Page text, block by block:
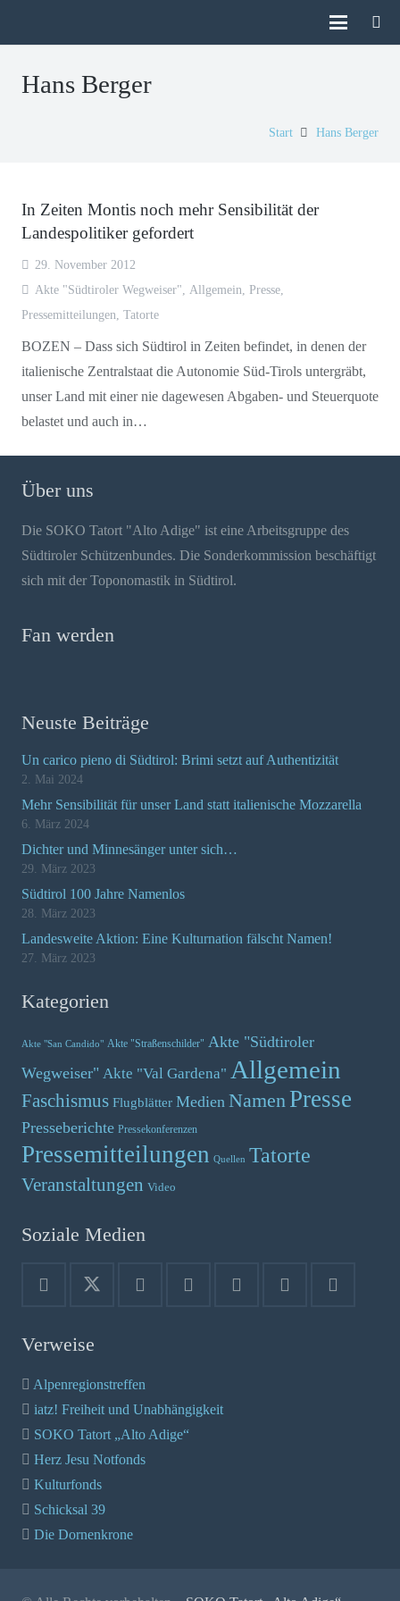
Hans Berger
Start Hans Berger
In Zeiten Montis noch mehr Sensibilität der
Landespolitiker gefordert
29. November 2012
Akte "Südtiroler Wegweiser"
Allgemein Presse,
Pressemitteilungen Tatorte
BOZEN – Dass sich Südtirol in Zeiten befindet, in denen der
italienische Zentralstaat die Autonomie Süd-Tirols untergräbt,
unser Land mit einer nie dagewesen Abgaben- und Steuerquote
belastet und auch in…
Über uns
Die SOKO Tatort "Alto Adige" ist eine Arbeitsgruppe des
Südtiroler Schützenbundes. Die Sonderkommission beschäftigt
sich mit der Toponomastik in Südtirol.
Fan werden
Neuste Beiträge
Un carico pieno di Südtirol: Brimi setzt auf Authentizität
2. Mai 2024
Mehr Sensibilität für unser Land statt italienische Mozzarella
6. März 2024
Dichter und Minnesänger unter sich…
29. März 2023
Südtirol 100 Jahre Namenlos
28. März 2023
Landesweite Aktion: Eine Kulturnation fälscht Namen!
27. März 2023
Kategorien
Akte "San Candido" Akte "Straßenschilder" Akte "Südtiroler
Wegweiser" Akte "Val Gardena" Allgemein
Faschismus Flugblätter Medien Namen Presse
Presseberichte Pressekonferenzen
Pressemitteilungen Quellen Tatorte
Veranstaltungen Video
Soziale Medien
Verweise
Alpenregionstreffen
iatz! Freiheit und Unabhängigkeit
SOKO Tatort „Alto Adige“
Herz Jesu Notfonds
Kulturfonds
Schicksal 39
Die Dornenkrone